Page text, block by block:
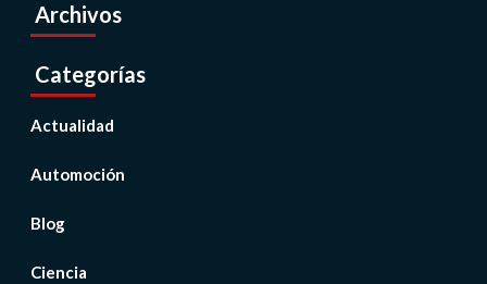
Archivos
Categorías
Actualidad
Automoción
Blog
Ciencia